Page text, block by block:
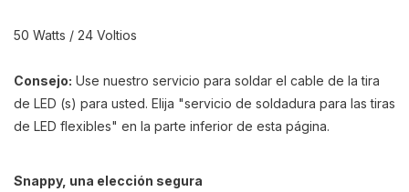
50 Watts / 24 Voltios
Consejo: Use nuestro servicio para soldar el cable de la tira
de LED (s) para usted. Elija "servicio de soldadura para las tiras
de LED flexibles" en la parte inferior de esta página.
Snappy, una elección segura